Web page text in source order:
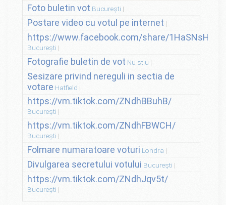
Foto buletin vot București
Postare video cu votul pe internet
https://www.facebook.com/share/
București
Fotografie buletin de vot Nu stiu
Sesizare privind nereguli in sectia de
votare Hatfield
https://vm.tiktok.com/ZNdhBBuhB/
București
https://vm.tiktok.com/ZNdhFBWCH/
București
Folmare numaratoare voturi Londra
Divulgarea secretului votului București
https://vm.tiktok.com/ZNdhJqv5t/
București